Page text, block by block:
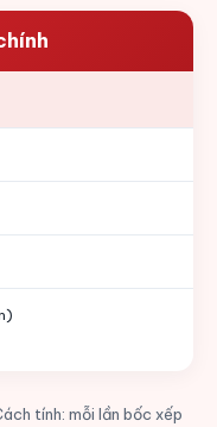
tính: mỗi lần bốc xếp